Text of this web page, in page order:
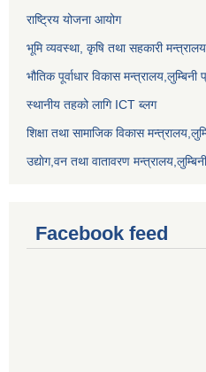
राष्ट्रिय योजना आयोग
भूमि व्यवस्था, कृषि तथा सहकारी
भौतिक पूर्वाधार विकास मन्त्रालय,लुम्बिनी
स्थानीय तहको लागि ICT ब्लग
शिक्षा तथा सामाजिक विकास
उद्याेग,वन तथा वातावरण
Facebook feed